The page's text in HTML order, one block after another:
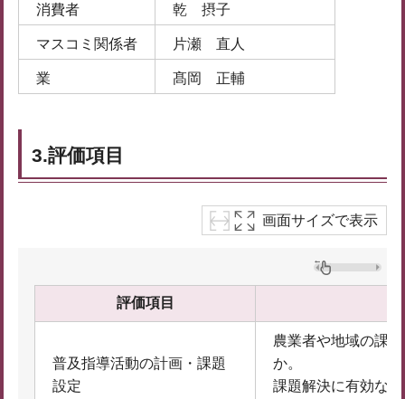
消費者 乾 摂子
マスコミ関係者 片瀬 直人
業 髙岡 正輔
3.評価項目
画面サイズで表示
評価項目
普及指導活動の計画・課題
設定
農業者や地域の課
か。
課題解決に有効な